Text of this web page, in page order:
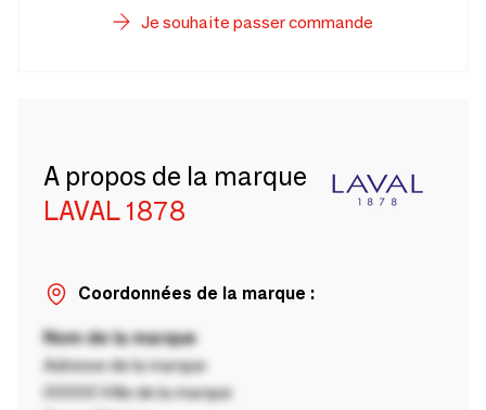
Je souhaite passer commande
A propos de la marque
LAVAL 1878
Coordonnées de la marque :
Nom de la marque
Adresse de la marque
00000 Ville de la marque